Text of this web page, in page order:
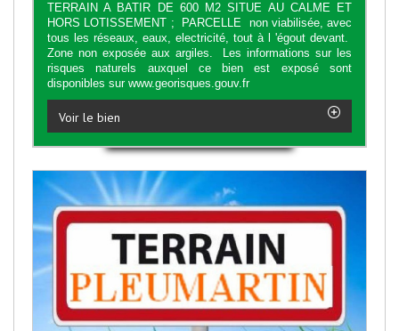
TERRAIN A BATIR DE 600 M2 SITUE AU CALME ET
HORS LOTISSEMENT ; PARCELLE non viabilisée, avec
tous les réseaux, eaux, electricité, tout à l 'égout devant.
Zone non exposée aux argiles. Les informations sur les
risques naturels auxquel ce bien est exposé sont
disponibles sur www.georisques.gouv.fr
Voir le bien